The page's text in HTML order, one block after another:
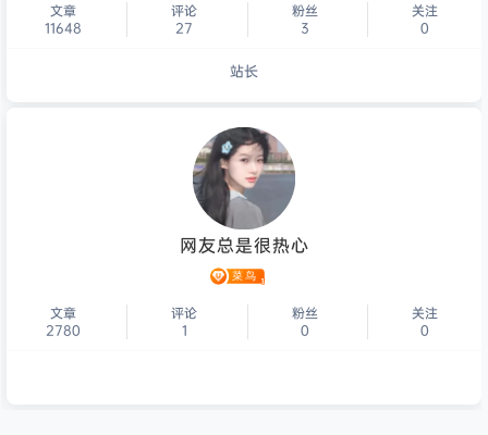
文章
11648
评论
27
粉丝
3
关注
0
站长
个人主页
网友总是很热心
文章
2780
评论
1
粉丝
0
关注
0